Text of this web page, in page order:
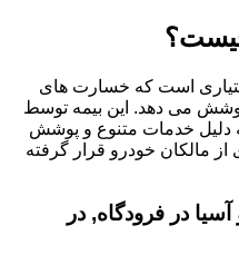
است که خسارت های
می دهد. این بیمه توسط
دلیل خدمات متنوع و پوشش
مالکان خودرو قرار گرفته
در فرودگاه, در